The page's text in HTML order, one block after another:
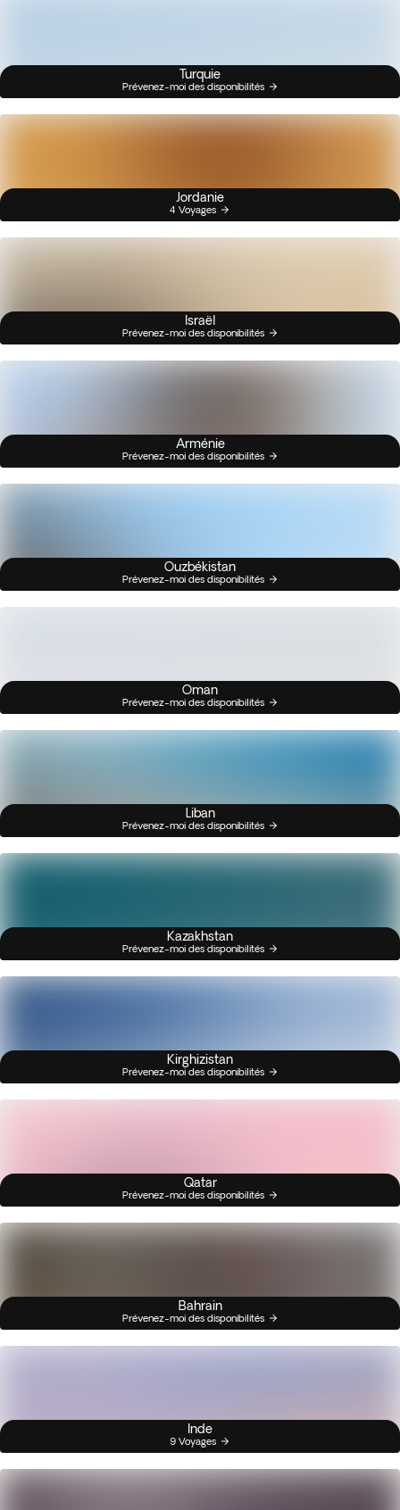
Turquie
Prévenez-moi des disponibilités
Jordanie
4 Voyages
Israël
Prévenez-moi des disponibilités
Arménie
Prévenez-moi des disponibilités
Ouzbékistan
Prévenez-moi des disponibilités
Oman
Prévenez-moi des disponibilités
Liban
Prévenez-moi des disponibilités
Kazakhstan
Prévenez-moi des disponibilités
Kirghizistan
Prévenez-moi des disponibilités
Qatar
Prévenez-moi des disponibilités
Bahrain
Prévenez-moi des disponibilités
Inde
9 Voyages